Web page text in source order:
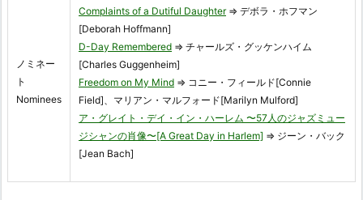
ノミネー
ト
Nominees
Complaints of a Dutiful Daughter⇒ デボラ・ホフマン
[Deborah Hoffmann]
D-Day Remembered ⇒ チャールズ・グッケンハイム
[Charles Guggenheim]
Freedom on My Mind ⇒ コニー・フィールド[Connie
Field]、マリアン・マルフォード[Marilyn Mulford]
ア・グレイト・デイ・イン・ハーレム 〜57人のジャズミュー
ジシャンの肖像〜[A Great Day in Harlem] ⇒ ジーン・バック
[Jean Bach]